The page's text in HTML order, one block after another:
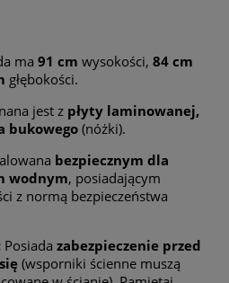
ma 91 cm wysokości, 84 cm
głębokości.
jest z płyty laminowanej,
bukowego (nóżki).
bezpiecznym dla
wodnym, posiadającym
z normą bezpieczeństwa
Posiada zabezpieczenie przed
(wsporniki ścienne muszą